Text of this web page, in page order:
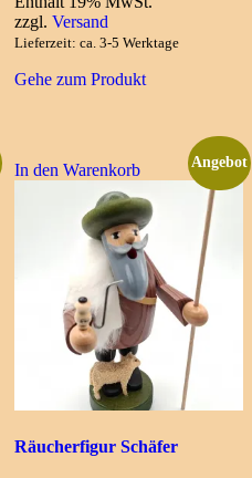
war:
24,00 €
ist:
zzgl. Versand
Lieferzeit: ca. 3-5 Werktage
Gehe zum Produkt
In den Warenkorb Angebot
Räucherfigur Schäfer